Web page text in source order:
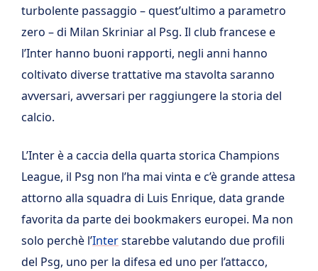
turbolente passaggio – quest’ultimo a parametro
zero – di Milan Skriniar al Psg. Il club francese e
l’Inter hanno buoni rapporti, negli anni hanno
coltivato diverse trattative ma stavolta saranno
avversari, avversari per raggiungere la storia del
calcio.
L’Inter è a caccia della quarta storica Champions
League, il Psg non l’ha mai vinta e c’è grande attesa
attorno alla squadra di Luis Enrique, data grande
favorita da parte dei bookmakers europei. Ma non
solo perchè l’Interstarebbe valutando due profili
del Psg, uno per la difesa ed uno per l’attacco,